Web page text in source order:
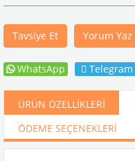
Tavsiye Et Yorum Yaz
WhatsApp Telegram
ÜRÜN ÖZELLIKLERI
ÖDEME SEÇENEKLERI